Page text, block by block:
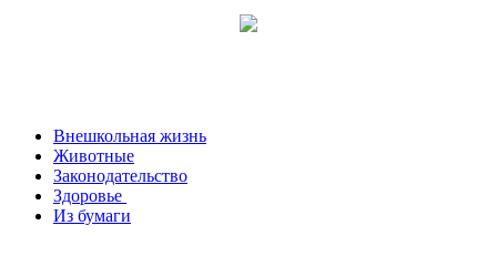
Внешкольная жизнь
Животные
Законодательство
Здоровье
Из бумаги